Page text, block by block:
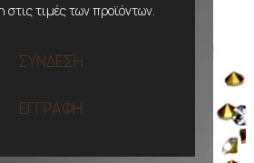
τιμές των προϊόντων.
ΣΥΝΔΕΣΗ
ΕΓΓΡΑΦΗ